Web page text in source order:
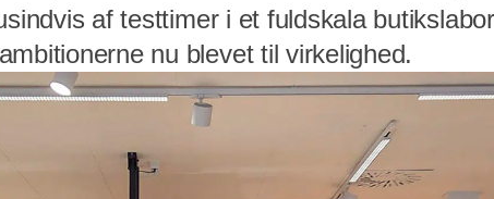
af testtimer i et fuldskala
nu blevet til virkelighed.